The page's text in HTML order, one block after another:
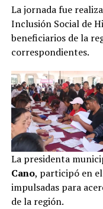
La jornada fue
Inclusión Social de
beneficiarios de la
correspondientes.
La presidenta
Cano, participó en
impulsadas para
de la región.